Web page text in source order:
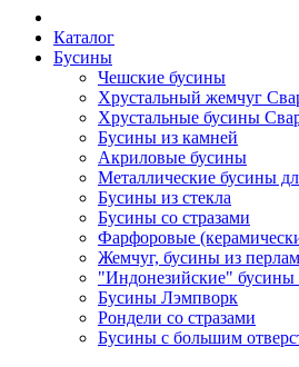
Каталог
Бусины
Чешские бусины
Хрустальный жемчуг
Хрустальные бусины
Бусины из камней
Акриловые бусины
Металлические бусины
Бусины из стекла
Бусины со стразами
Фарфоровые
Жемчуг, бусины из
"Индонезийские" бусины
Бусины Лэмпворк
Рондели со стразами
Бусины с большим